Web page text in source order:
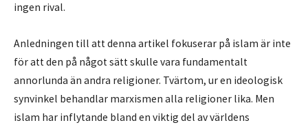
ingen rival.
Anledningen till att denna artikel fokuserar på islam är inte
för att den på något sätt skulle vara fundamentalt
annorlunda än andra religioner. Tvärtom, ur en ideologisk
synvinkel behandlar marxismen alla religioner lika. Men
islam har inflytande bland en viktig del av världens